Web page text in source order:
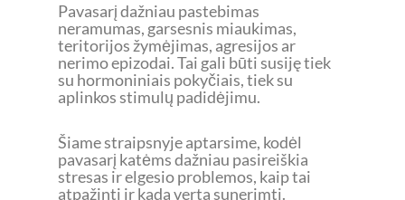
Pavasarį dažniau pastebimas
neramumas, garsesnis miaukimas,
teritorijos žymėjimas, agresijos ar
nerimo epizodai. Tai gali būti susiję tiek
su hormoniniais pokyčiais, tiek su
aplinkos stimulų padidėjimu.
Šiame straipsnyje aptarsime, kodėl
pavasarį katėms dažniau pasireiškia
stresas ir elgesio problemos, kaip tai
atpažinti ir kada verta sunerimti.